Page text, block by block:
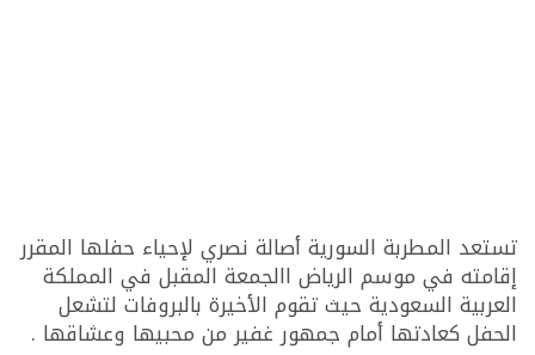
تستعد المطربة السورية أصالة نصري لإحياء حفلها المقرر
إقامته في موسم الرياض االجمعة المقبل في المملكة
العربية السعودية حيث تقوم الأخيرة بالبروفات لتشعل
الحفل كعادتها أمام جمهور غفير من محبيها وعشاقها .